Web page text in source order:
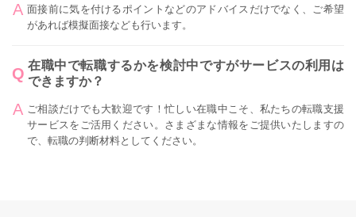
面接前に気を付けるポイントなどのアドバイスだけでなく、ご希望
があれば模擬面接なども行います。
在職中で転職するかを検討中ですがサービスの利用は
できますか？
ご相談だけでも大歓迎です！忙しい在職中こそ、私たちの転職支援
サービスをご活用ください。さまざまな情報をご提供いたしますの
で、転職の判断材料としてください。